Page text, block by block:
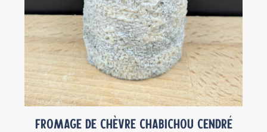
Fromage de chèvre Chabichou cendré